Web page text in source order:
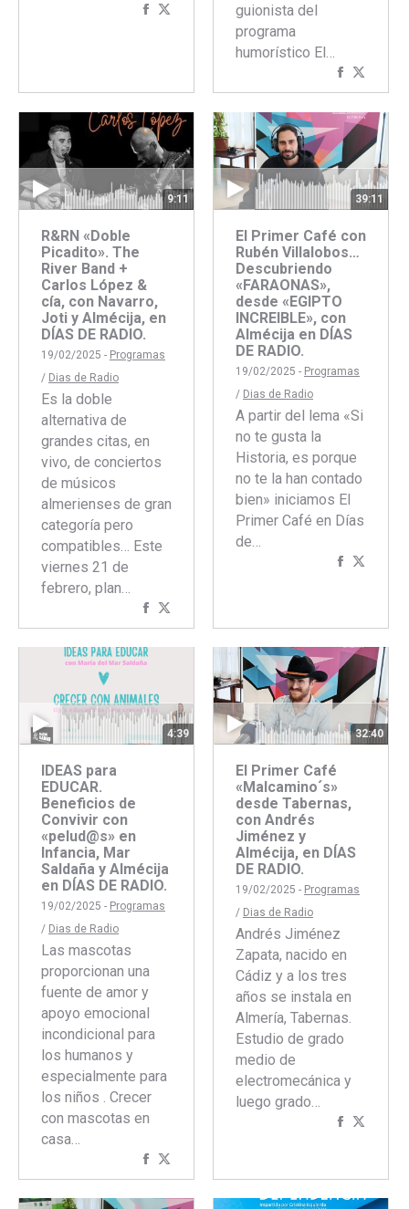
Compartir
guionista del
programa
humorístico El…
Compartir
concon
9:11
R&RN «Doble
Picadito». The
River Band +
Carlos López &
cía, con Navarro,
Joti y Almécija, en
DÍAS DE RADIO.
19/02/2025 - Programas
/ Dias de Radio
Es la doble
alternativa de
grandes citas, en
vivo, de conciertos
de músicos
almerienses de gran
categoría pero
compatibles… Este
viernes 21 de
febrero, plan…
Compartir
con
Facebook
con
Twitter
39:11
El Primer Café con
Rubén Villalobos…
Descubriendo
«FARAONAS»,
desde «EGIPTO
INCREIBLE», con
Almécija en DÍAS
DE RADIO.
19/02/2025 - Programas
/ Dias de Radio
A partir del lema «Si
no te gusta la
Historia, es porque
no te la han contado
bien» iniciamos El
Primer Café en Días
de…
Compartir
4:39
IDEAS para
EDUCAR.
Beneficios de
Convivir con
«pelud@s» en
Infancia, Mar
Saldaña y Almécija
en DÍAS DE RADIO.
19/02/2025 - Programas
/ Dias de Radio
Las mascotas
proporcionan una
fuente de amor y
apoyo emocional
incondicional para
los humanos y
especialmente para
los niños . Crecer
con mascotas en
casa…
Compartir
con
Facebook
con
Twitter
32:40
El Primer Café
«Malcamino´s»
desde Tabernas,
con Andrés
Jiménez y
Almécija, en DÍAS
DE RADIO.
19/02/2025 - Programas
/ Dias de Radio
Andrés Jiménez
Zapata, nacido en
Cádiz y a los tres
años se instala en
Almería, Tabernas.
Estudio de grado
medio de
electromecánica y
luego grado…
Compartir